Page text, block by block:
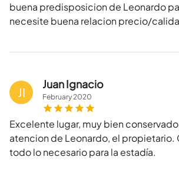
buena predisposicion de Leonardo
necesite buena relacion precio/
JI
Juan Ignacio
February2020
Excelente lugar, muy bien
atencion de Leonardo, el propietario.
todo lo necesario para la estadía.